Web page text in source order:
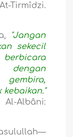
Tirmîdzi.
"Jangan
sekecil
Albâni: